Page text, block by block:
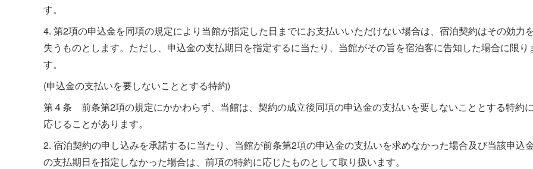
す。
4. 第2項の申込金を同項の規定により当館が指定した日までにお支払いいただけない場合は、宿泊契約はその効力
失うものとします。ただし、申込金の支払期日を指定するに当たり、当館がその旨を宿泊客に告知した場合に限り
す。
(申込金の支払いを要しないこととする特約)
第４条 前条第2項の規定にかかわらず、当館は、契約の成立後同項の申込金の支払いを要しないこととする特約に
応じることがあります。
2. 宿泊契約の申し込みを承諾するに当たり、当館が前条第2項の申込金の支払いを求めなかった場合及び当該申込
の支払期日を指定しなかった場合は、前項の特約に応じたものとして取り扱います。